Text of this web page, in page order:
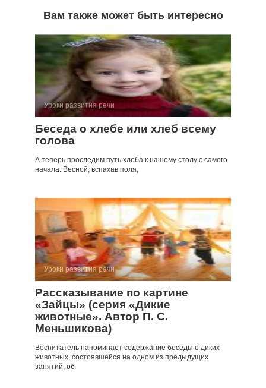
Вам также может быть интересно
Уроки развития речи
Беседа о хлебе или хлеб всему
голова
А теперь проследим путь хлеба к нашему столу с самого
начала. Весной, вспахав поля,
Уроки развития речи
Рассказывание по картине
«Зайцы» (серия «Дикие
животные». Автор П. С.
Меньшикова)
Воспитатель напоминает содержание беседы о диких
животных, состоявшейся на одном из предыдущих
занятий, об